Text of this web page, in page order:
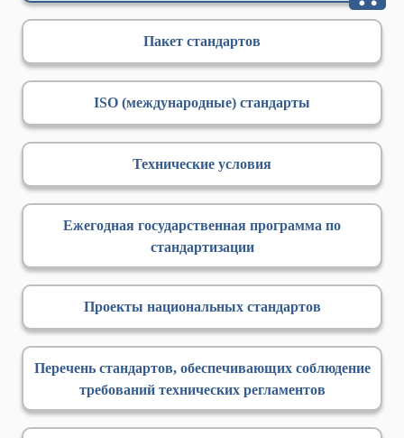
Пакет стандартов
ISO (международные) стандарты
Технические условия
Ежегодная государственная программа по
стандартизации
Проекты национальных стандартов
Перечень стандартов, обеспечивающих соблюдение
требований технических регламентов